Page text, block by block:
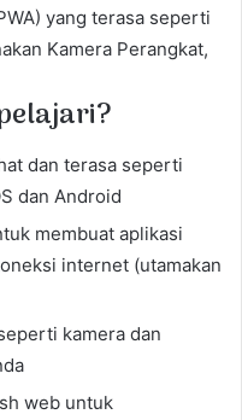
yang terasa seperti
Kamera Perangkat,
dan terasa seperti
dan Android
membuat aplikasi
internet (utamakan
kamera dan
web untuk